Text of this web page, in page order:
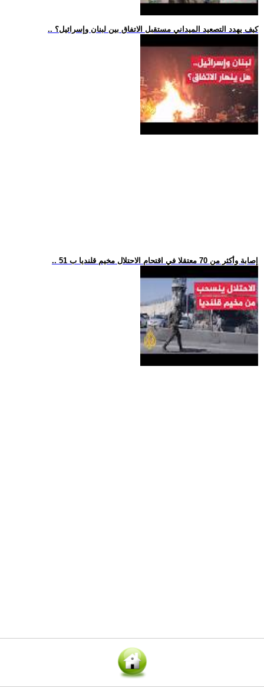
.. كيف يهدد التصعيد الميداني مستقبل الاتفاق بين لبنان وإسرائيل؟
.. 51 إصابة وأكثر من 70 معتقلا في اقتحام الاحتلال مخيم قلنديا ب